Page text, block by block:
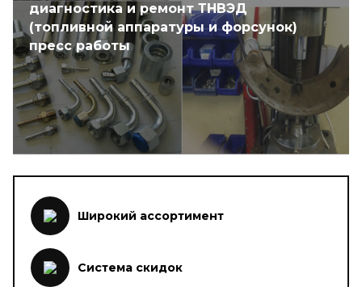
диагностика и ремонт ТНВЭД
(топливной аппаратуры и форсунок)
пресс работы
Широкий ассортимент
Система скидок